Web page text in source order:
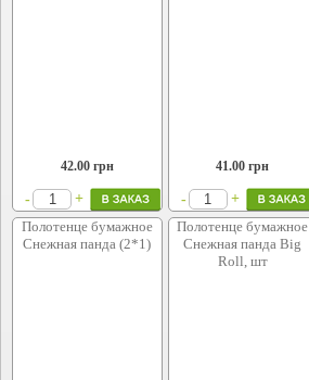
42.00грн
- +
41.00 грн
- +
Полотенце бумажное
Снежная панда (2*1)
Полотенце бумажное
Снежная панда Big
Roll, шт